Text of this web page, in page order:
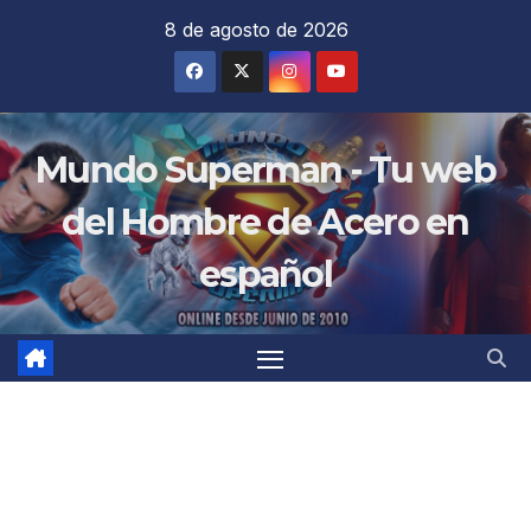
8 de agosto de 2026
Mundo Superman - Tu web
del Hombre de Acero en
español